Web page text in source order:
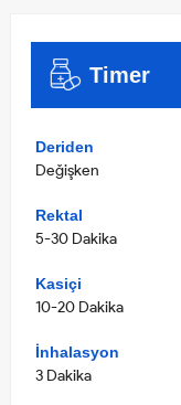
Timer
Deriden
Değişken
Rektal
5-30 Dakika
Kasiçi
10-20 Dakika
İnhalasyon
3 Dakika